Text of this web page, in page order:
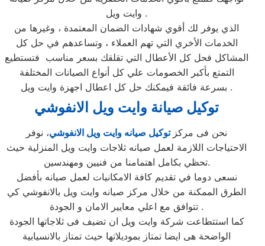
وايت ويل .
الذي يوفر لك أقوي شهادات الضمان المعتمدة ، وغيرها من
الخدمات الأخري التي تهم العملاء ، وتساعدهم في حل كل
المشاكل فحل كل الأعطال التي تقلقك بسعر مناسب فتستطيع
التمتع بأكبر الخصومات علي كل أنواع الصيانات المختلفة
بسرعة فائقة فيمكنك حل كل اعطال اجهزة وايت ويل .
توكيل صيانة وايت ويل الانفوشي
نحن فى مركز توكيل صيانه وايت ويل الانفوشي، نوفر
الاحتياجات اللازمة لعمل صيانه ثلاجات وايت ويل المنزلية حيث
تحظي بكامل اهتمامنا من فنيين ومهندسين.
نسعى دوما في تقديم كافة الامكانيات لعمل صيانه بأفضل
الطرق الممكنة من خلال مركز صيانه وايت ويل بالانفوشي كي
تتوافق مع اعلي معايير الامان و الجودة .
كما استتطاعت شركة وايت ويل ان تضيف فى ثلاجاتها الجودة
الواضحة هى ايضا تمتاز بموديلاتها حيث تمتاز بالانسيابية